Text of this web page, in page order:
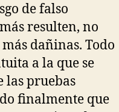
de falso
resulten, no
dañinas. Todo
a la que se
las pruebas
finalmente que